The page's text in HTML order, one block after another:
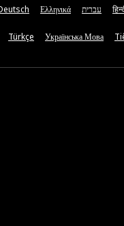
Ελληνικά עברית
Türkçe Українська Мова